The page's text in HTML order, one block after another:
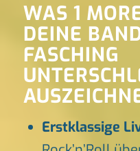
WAS 1
DEINE
FASCHING
Erstklassige